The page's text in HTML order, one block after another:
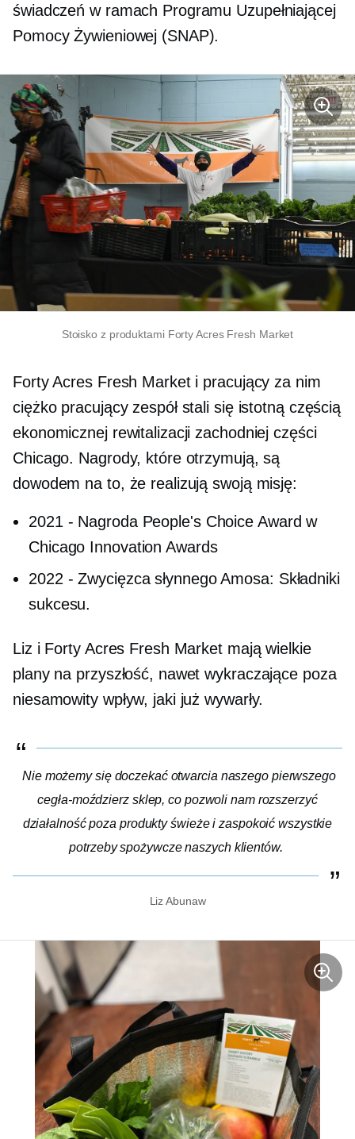
świadczeń w ramach Programu Uzupełniającej
Pomocy Żywieniowej (SNAP).
Stoisko z produktami Forty Acres Fresh Market
Forty Acres Fresh Market i pracujący za nim
ciężko pracujący zespół stali się istotną częścią
ekonomicznej rewitalizacji zachodniej części
Chicago. Nagrody, które otrzymują, są
dowodem na to, że realizują swoją misję:
2021 - Nagroda People's Choice Award w
Chicago Innovation Awards
2022 - Zwycięzca słynnego Amosa: Składniki
sukcesu.
Liz i Forty Acres Fresh Market mają wielkie
plany na przyszłość, nawet wykraczające poza
niesamowity wpływ, jaki już wywarły.
Nie możemy się doczekać otwarcia naszego pierwszego
cegła-moździerzsklep, co pozwoli nam rozszerzyć
działalność poza produkty świeże i zaspokoić wszystkie
potrzeby spożywcze naszych klientów.
Liz Abunaw